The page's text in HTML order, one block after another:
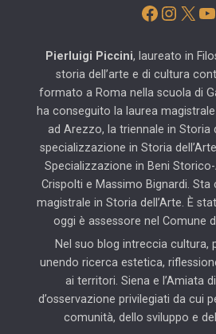
Facebook
X
Pierluigi Piccini, laureato in
storia dell’arte e di cultura
formato a Roma nella scuola di
ha conseguito la laurea
ad Arezzo, la triennale in Storia
specializzazione in Storia
Specializzazione in Beni
Crispolti e Massimo Bignardi.
magistrale in Storia dell’Arte. È
oggi è assessore nel Comune
Nel suo blog intreccia cultura,
unendo ricerca estetica,
ai territori. Siena e l’Amiata
d’osservazione privilegiati da cui
comunità, dello sviluppo e